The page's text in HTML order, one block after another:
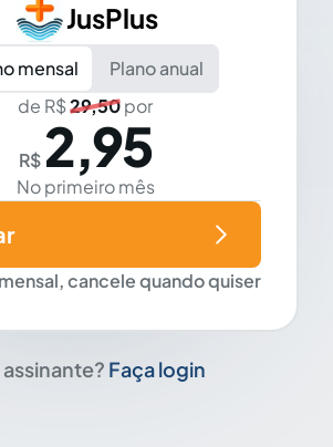
JusPlus
mensal
Plano anual
de R$29,50por
R$ 2,95
No primeiro mês
cancele quando quiser
assinante? Faça login